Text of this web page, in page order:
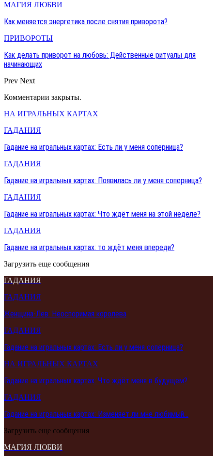
МАГИЯ ЛЮБВИ
Как меняется энергетика после снятия приворота?
ПРИВОРОТЫ
Как делать приворот на любовь: Действенные ритуалы для
начинающих
Prev Next
Комментарии закрыты.
НА ИГРАЛЬНЫХ КАРТАХ
ГАДАНИЯ
Гадание на игральных картах: Есть ли у меня соперница?
ГАДАНИЯ
Гадание на игральных картах: Появилась ли у меня соперница?
ГАДАНИЯ
Гадание на игральных картах: Что ждёт меня на этой неделе?
ГАДАНИЯ
Гадание на игральных картах: то ждёт меня впереди?
Загрузить еще сообщения
ГАДАНИЯ
ГАДАНИЯ
Женщина-Лев: Неоспоримая королева
ГАДАНИЯ
Гадание на игральных картах: Есть ли у меня соперница?
НА ИГРАЛЬНЫХ КАРТАХ
Гадание на игральных картах: Что ждёт меня в будущем?
ГАДАНИЯ
Гадание на игральных картах: Изменяет ли мне любимый…
Загрузить еще сообщения
МАГИЯ ЛЮБВИ